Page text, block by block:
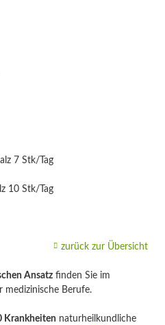
7 Stk/Tag
10 Stk/Tag
zurück zur Übersicht
Ansatzfinden Sie im
medizinische Berufe.
Krankheiten naturheilkundliche